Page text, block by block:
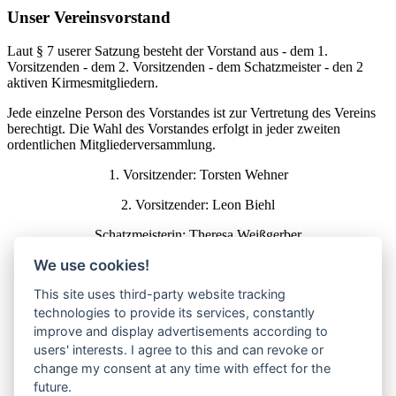
Unser Vereinsvorstand
Laut § 7 userer Satzung besteht der Vorstand aus - dem 1.
Vorsitzenden - dem 2. Vorsitzenden - dem Schatzmeister - den 2
aktiven Kirmesmitgliedern.
Jede einzelne Person des Vorstandes ist zur Vertretung des Vereins
berechtigt. Die Wahl des Vorstandes erfolgt in jeder zweiten
ordentlichen Mitgliederversammlung.
1.⁠ ⁠Vorsitzender: Torsten Wehner
2.⁠ ⁠⁠Vorsitzender: Leon Biehl
Schatzmeisterin: Theresa Weißgerber
Aktives Kirmesmitglied: Robin Kaufmann
Aktives Kirmesmitglied: Philipp Seifert
Datenschutz
Impressum
Startseite
Kirmesverein
We use cookies!
This site uses third-party website tracking
technologies to provide its services, constantly
improve and display advertisements according to
users' interests. I agree to this and can revoke or
change my consent at any time with effect for the
future.